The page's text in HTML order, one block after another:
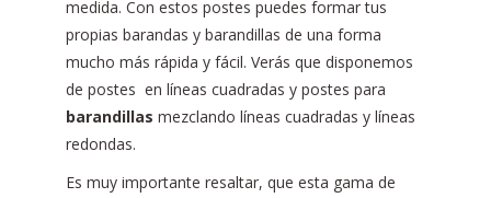
medida. Con estos postes puedes formar tus
propias barandas y barandillas de una forma
mucho más rápida y fácil. Verás que disponemos
de postes en líneas cuadradas y postes para
barandillas mezclando líneas cuadradas y líneas
redondas.
Es muy importante resaltar, que esta gama de